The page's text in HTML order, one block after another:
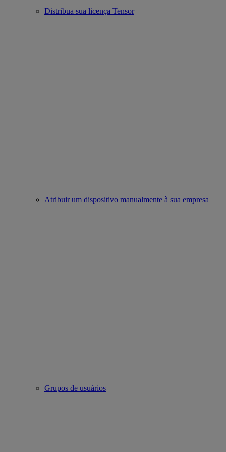
Distribua sua licença Tensor
Atribuir um dispositivo manualmente à sua empresa
Grupos de usuários